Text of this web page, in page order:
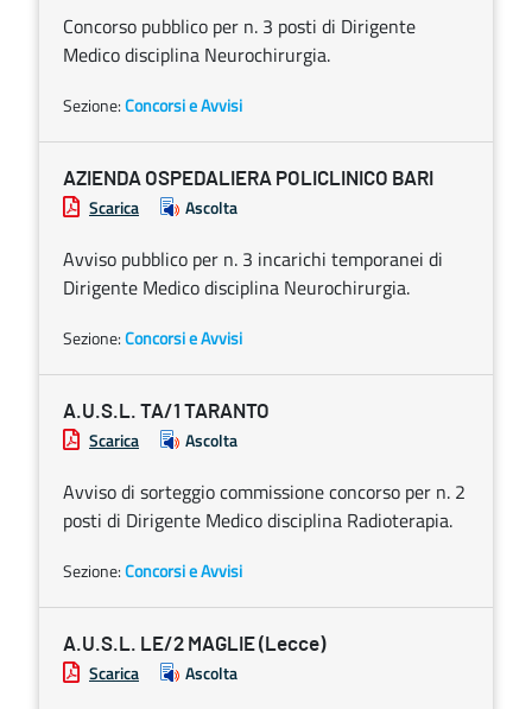
Concorso pubblico per n. 3 posti di Dirigente
Medico disciplina Neurochirurgia.
Sezione:Concorsi e Avvisi
AZIENDA OSPEDALIERA POLICLINICO BARI
Scarica Ascolta
Avviso pubblico per n. 3 incarichi temporanei di
Dirigente Medico disciplina Neurochirurgia.
Sezione:Concorsi e Avvisi
A.U.S.L. TA/1 TARANTO
Scarica Ascolta
Avviso di sorteggio commissione concorso per n. 2
posti di Dirigente Medico disciplina Radioterapia.
Sezione:Concorsi e Avvisi
A.U.S.L. LE/2 MAGLIE (Lecce)
Scarica Ascolta